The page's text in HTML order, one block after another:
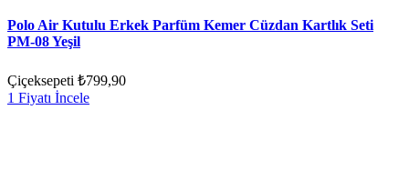
Polo Air Kutulu Erkek Parfüm Kemer Cüzdan Kartlık Seti
PM-08 Yeşil
Çiçeksepeti ₺799,90
1 Fiyatı İncele